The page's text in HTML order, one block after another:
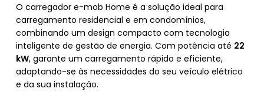
O carregador e-mob Home é a solução ideal para
carregamento residencial e em condomínios,
combinando um design compacto com tecnologia
inteligente de gestão de energia. Com potência até 22
kW, garante um carregamento rápido e eficiente,
adaptando-se às necessidades do seu veículo elétrico
e da sua instalação.